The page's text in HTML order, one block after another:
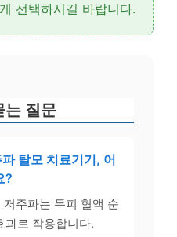
선택하시길 바랍니다.
는 질문
탈모 치료기기, 어
?
주파는 두피 혈액 순
과로 작용합니다.